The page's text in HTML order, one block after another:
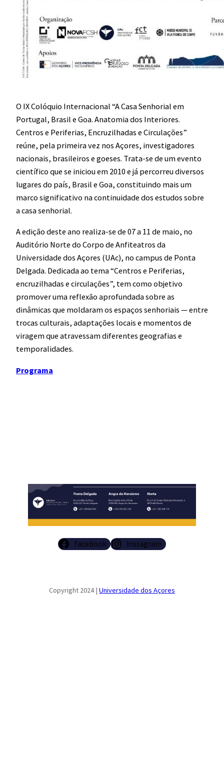
O IX Colóquio Internacional “A Casa Senhorial em
Portugal, Brasil e Goa. Anatomia dos Interiores.
Centros e Periferias, Encruzilhadas e Circulações”
reúne, pela primeira vez nos Açores, investigadores
nacionais, brasileiros e goeses. Trata-se de um evento
científico que se iniciou em 2010 e já percorreu diversos
lugares do país, Brasil e Goa, constituindo mais um
marco significativo na continuidade dos estudos sobre
a casa senhorial.
A edição deste ano realiza-se de 07 a 11 de maio, no
Auditório Norte do Corpo de Anfiteatros da
Universidade dos Açores (UAc), no campus de Ponta
Delgada. Dedicada ao tema “Centros e Periferias,
encruzilhadas e circulações”, tem como objetivo
promover uma reflexão aprofundada sobre as
dinâmicas que moldaram os espaços senhoriais — entre
trocas culturais, adaptações locais e momentos de
viragem que atravessam diferentes geografias e
temporalidades.
Programa
Facebook Instagram
Copyright 2024 | Universidade dos Açores